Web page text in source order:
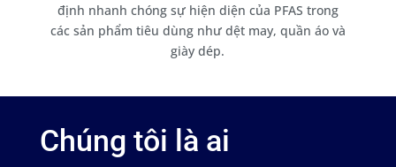
định nhanh chóng sự hiện diện của PFAS trong
các sản phẩm tiêu dùng như dệt may, quần áo và
giày dép.
Chúng tôi là ai